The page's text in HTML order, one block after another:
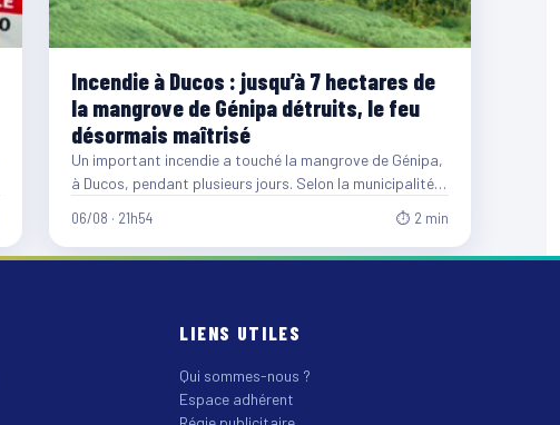
Incendie à Ducos : jusqu’à 7 hectares de
la mangrove de Génipa détruits, le feu
désormais maîtrisé
Un important incendie a touché la mangrove de Génipa,
à Ducos, pendant plusieurs jours. Selon la municipalité,
06/08 · 21h54 ⏱ 2 min
LIENS UTILES
Qui sommes-nous ?
Espace adhérent